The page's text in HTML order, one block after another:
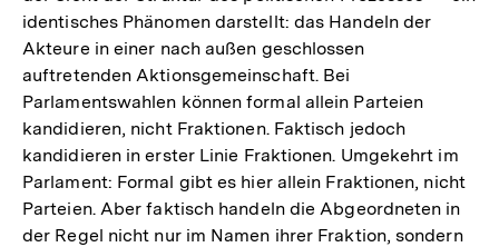
identisches Phänomen darstellt: das Handeln der
Akteure in einer nach außen geschlossen
auftretenden Aktionsgemeinschaft. Bei
Parlamentswahlen können formal allein Parteien
kandidieren, nicht Fraktionen. Faktisch jedoch
kandidieren in erster Linie Fraktionen. Umgekehrt im
Parlament: Formal gibt es hier allein Fraktionen, nicht
Parteien. Aber faktisch handeln die Abgeordneten in
der Regel nicht nur im Namen ihrer Fraktion, sondern